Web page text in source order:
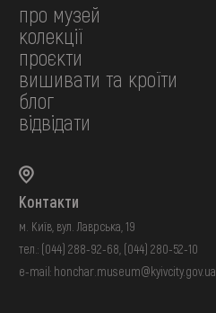
про музей
колекції
проєкти
вишивати та кроїти
блог
відвідати
Контакти
м. Київ, вул. Лаврська, 19
тел.: (044) 288-92-68 (044) 280-52-10
e-mail: honchar.museum@kyivcity.gov.ua